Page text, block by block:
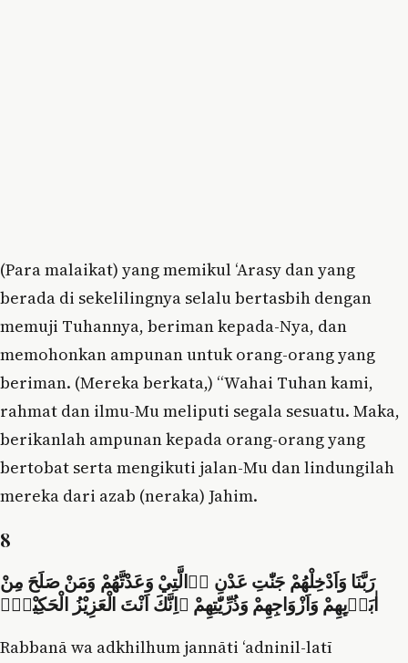
(Para malaikat) yang memikul ʻArasy dan yang
berada di sekelilingnya selalu bertasbih dengan
memuji Tuhannya, beriman kepada-Nya, dan
memohonkan ampunan untuk orang-orang yang
beriman. (Mereka berkata,) “Wahai Tuhan kami,
rahmat dan ilmu-Mu meliputi segala sesuatu. Maka,
berikanlah ampunan kepada orang-orang yang
bertobat serta mengikuti jalan-Mu dan lindungilah
mereka dari azab (neraka) Jahim.
8
رَبَّنَا وَاَدْخِلْهُمْ جَنّٰتِ عَدْنِ ِۨالَّتِيْ وَعَدْتَّهُمْ وَمَنْ صَلَحَ مِنْ
اٰبَاۤىِٕهِمْ وَاَزْوَاجِهِمْ وَذُرِّيّٰتِهِمْ ۗاِنَّكَ اَنْتَ الْعَزِيْزُ الْحَكِيْمُۙ
Rabbanā wa adkhilhum jannāti ‘adninil-latī